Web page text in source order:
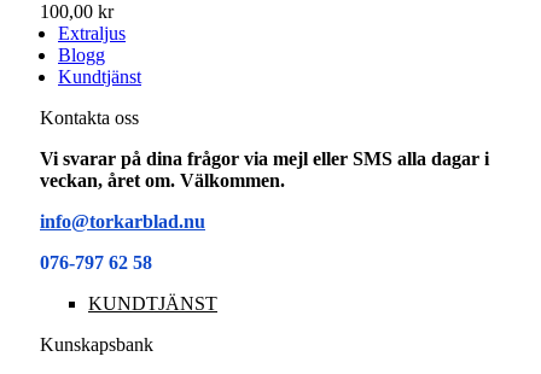
100,00 kr
Extraljus
Blogg
Kundtjänst
Kontakta oss
Vi svarar på dina frågor via mejl eller SMS alla dagar i
veckan, året om. Välkommen.
info@torkarblad.nu
076-797 62 58
KUNDTJÄNST
Kunskapsbank